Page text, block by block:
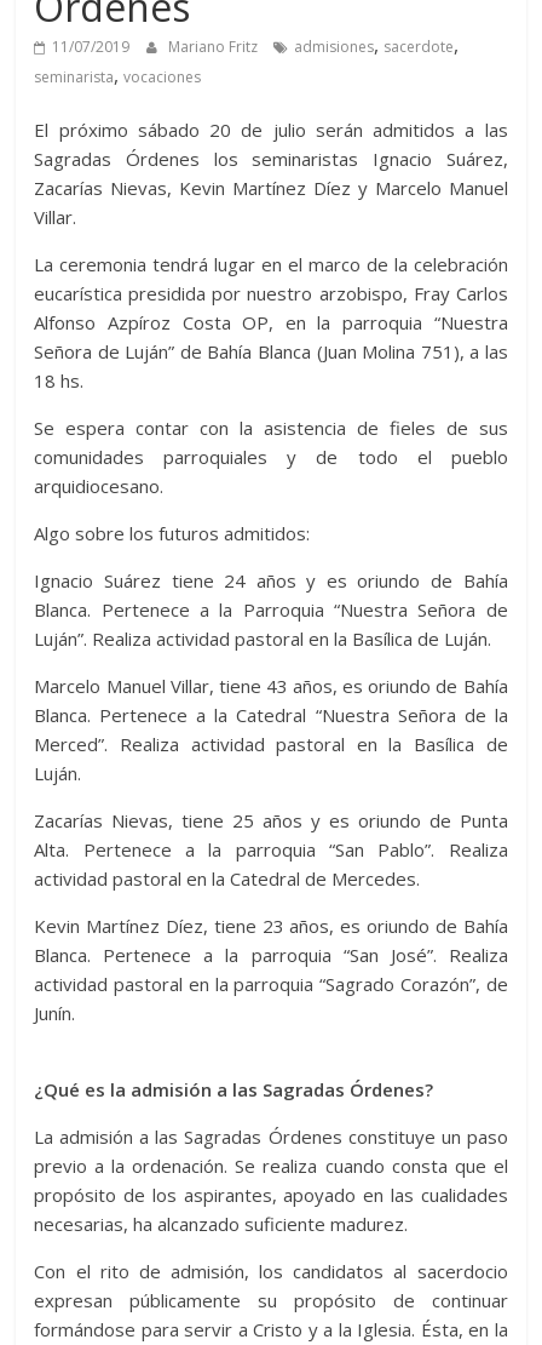
11/07/2019 Mariano Fritz admisiones, sacerdote,
seminarista,vocaciones
El próximo sábado 20 de julio serán admitidos a las
Sagradas Órdenes los seminaristas Ignacio Suárez,
Zacarías Nievas, Kevin Martínez Díez y Marcelo Manuel
Villar.
La ceremonia tendrá lugar en el marco de la celebración
eucarística presidida por nuestro arzobispo, Fray Carlos
Alfonso Azpíroz Costa OP, en la parroquia “Nuestra
Señora de Luján” de Bahía Blanca (Juan Molina 751), a las
18 hs.
Se espera contar con la asistencia de fieles de sus
comunidades parroquiales y de todo el pueblo
arquidiocesano.
Algo sobre los futuros admitidos:
Ignacio Suárez tiene 24 años y es oriundo de Bahía
Blanca. Pertenece a la Parroquia “Nuestra Señora de
Luján”. Realiza actividad pastoral en la Basílica de Luján.
Marcelo Manuel Villar, tiene 43 años, es oriundo de Bahía
Blanca. Pertenece a la Catedral “Nuestra Señora de la
Merced”. Realiza actividad pastoral en la Basílica de
Luján.
Zacarías Nievas, tiene 25 años y es oriundo de Punta
Alta. Pertenece a la parroquia “San Pablo”. Realiza
actividad pastoral en la Catedral de Mercedes.
Kevin Martínez Díez, tiene 23 años, es oriundo de Bahía
Blanca. Pertenece a la parroquia “San José”. Realiza
actividad pastoral en la parroquia “Sagrado Corazón”, de
Junín.
https://www.arquidiocesisbb.com.ar/wp-
content/plugins/image-gallery-
reloaded/themes/classic/galleria.theme.min.js
could not load, check theme path.
¿Qué es la admisión a las Sagradas Órdenes?
La admisión a las Sagradas Órdenes constituye un paso
previo a la ordenación. Se realiza cuando consta que el
propósito de los aspirantes, apoyado en las cualidades
necesarias, ha alcanzado suficiente madurez.
Con el rito de admisión, los candidatos al sacerdocio
expresan públicamente su propósito de continuar
formándose para servir a Cristo y a la Iglesia. Ésta, en la